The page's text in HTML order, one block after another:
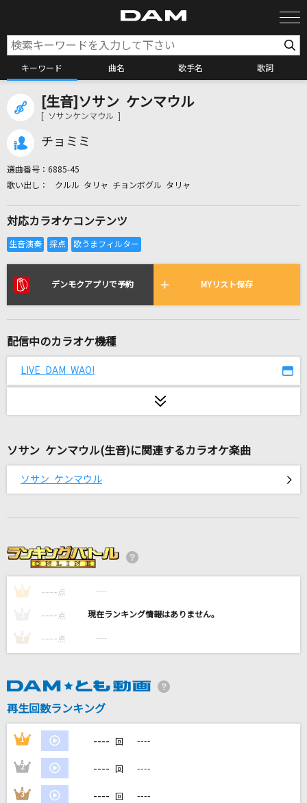
キーワード 曲名 歌手名 歌詞
カラオケ検索
全国りれき
リアルタイムで歌われている曲の一覧
JOINT
コンタクトケース
IRIS OUT(ビデオクリップバージョン)
米津玄師
ダーリン
花束
back number
Official髭男dism
Misia
山口百恵
crossing field
LiSA
[生音]ソサン ケンマウル
[ ソサンケンマウル ]
チョミミ
選曲番号： 6885-45
クルル タリャ チョンボグル タリャ
対応カラオケコンテンツ
デンモクアプリで予約 MYリスト保存
配信中のカラオケ機種
LIVE DAM WAO!
ソサン ケンマウル(生音)に関連するカラオケ楽曲
ソサン ケンマウル
1 ---- 点 ----
---- 点 ----
3 ---- 点 ----
再生回数ランキング
1 ---- 回 ----
2 ---- 回 ----
3 ---- 回 ----